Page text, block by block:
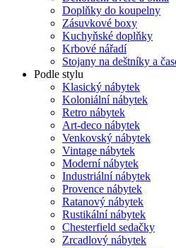
Doplňky do koupelny
Zásuvkové boxy
Kuchyňské doplňky
Krbové nářadí
Stojany na deštníky a
Podle stylu
Klasický nábytek
Koloniální nábytek
Retro nábytek
Art-deco nábytek
Venkovský nábytek
Vintage nábytek
Moderní nábytek
Industriální nábytek
Provence nábytek
Ratanový nábytek
Rustikální nábytek
Chesterfield sedačky
Zrcadlový nábytek